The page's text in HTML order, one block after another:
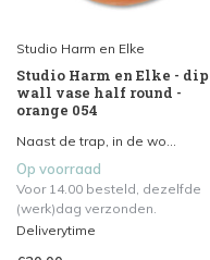
Studio Harm en Elke
Studio Harm en Elke - dip
wall vase half round -
orange 054
Naast de trap, in de wo...
Op voorraad
Voor 14.00 besteld, dezelfde
(werk)dag verzonden.
Deliverytime